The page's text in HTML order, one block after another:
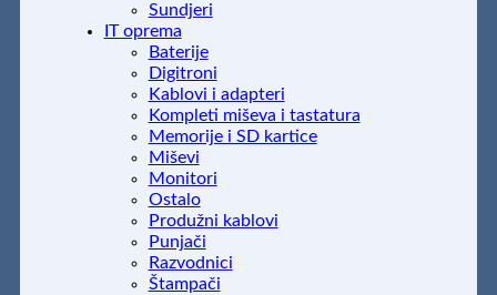
Sundjeri
IT oprema
Baterije
Digitroni
Kablovi i adapteri
Kompleti miševa i tastatura
Memorije i SD kartice
Miševi
Monitori
Ostalo
Produžni kablovi
Punjači
Razvodnici
Štampači